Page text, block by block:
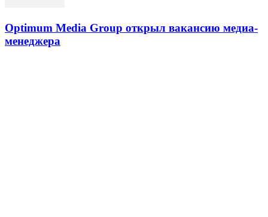
Optimum Media Group открыл вакансию медиа-
менеджера